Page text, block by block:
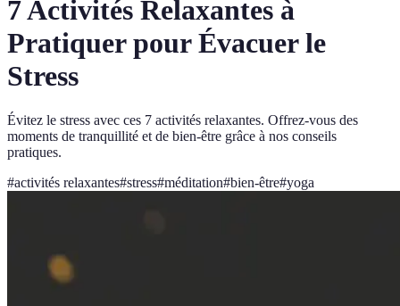
7 Activités Relaxantes à
Pratiquer pour Évacuer le
Stress
Évitez le stress avec ces 7 activités relaxantes. Offrez-vous des
moments de tranquillité et de bien-être grâce à nos conseils
pratiques.
#activités relaxantes#stress#méditation#bien-être#yoga